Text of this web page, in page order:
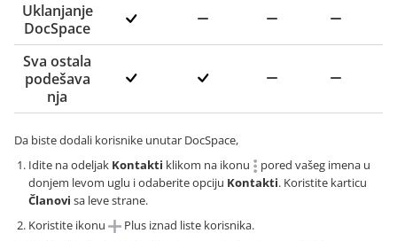
Uklanjanje
DocSpace
Sva ostala
podešava
nja
Da biste dodali korisnike unutar DocSpace,
Idite na odeljak Kontakti klikom na ikonu
pored vašeg imena u
donjem levom uglu i odaberite opciju Kontakti. Koristite karticu
Članovi sa leve strane.
Koristite ikonu
Plus iznad liste korisnika.